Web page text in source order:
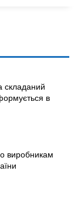
складаний
в
виробникам